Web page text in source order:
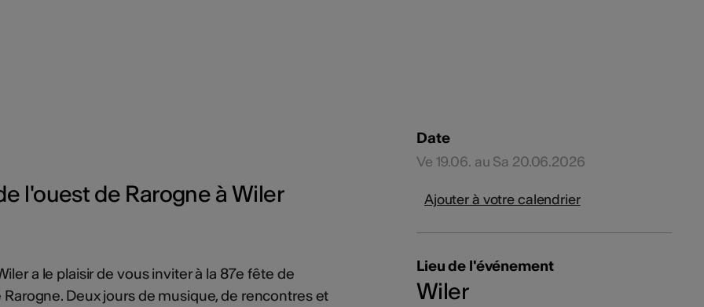
l'ouest de Rarogne à Wiler
a le plaisir de vous inviter à la 87e fête de
Deux jours de musique, de rencontres et
Date
Ve 19.06. au Sa 20.06.2026
Ajouter à votre calendrier
Lieu de l'événement
Wiler